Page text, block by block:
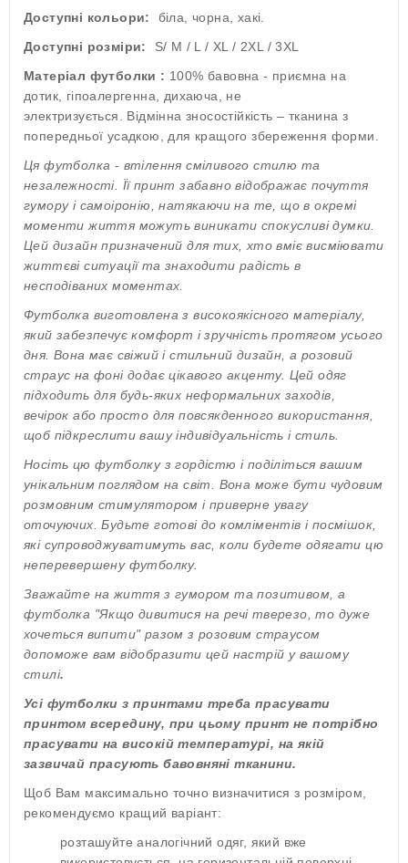
Доступні кольори:
біла, чорна, хакі.
Доступні розміри:
S/ M / L / XL / 2XL / 3XL
Матеріал футболки : 100% бавовна - приємна на
дотик, гіпоалергенна, дихаюча, не
электризується. Відмінна зносостійкість – тканина з
попередньої усадкою, для кращого збереження форми.
Ця футболка - втілення сміливого стилю та
незалежності. Її принт забавно відображає почуття
гумору і самоіронію, натякаючи на те, що в окремі
моменти життя можуть виникати спокусливі думки.
Цей дизайн призначений для тих, хто вміє висміювати
життєві ситуації та знаходити радість в
несподіваних моментах.
Футболка виготовлена з високоякісного матеріалу,
який забезпечує комфорт і зручність протягом усього
дня. Вона має свіжий і стильний дизайн, а розовий
страус на фоні додає цікавого акценту. Цей одяг
підходить для будь-яких неформальних заходів,
вечірок або просто для повсякденного використання,
щоб підкреслити вашу індивідуальність і стиль.
Носіть цю футболку з гордістю і поділіться вашим
унікальним поглядом на світ. Вона може бути чудовим
розмовним стимулятором і приверне увагу
оточуючих. Будьте готові до комліментів і посмішок,
які супроводжуватимуть вас, коли будете одягати цю
неперевершену футболку.
Зважайте на життя з гумором та позитивом, а
футболка "Якщо дивитися на речі тверезо, то дуже
хочеться випити" разом з розовим страусом
допоможе вам відобразити цей настрій у вашому
стилі.
Усі футболки з принтами треба прасувати
принтом всередину, при цьому принт не потрібно
прасувати на високій температурі, на якій
зазвичай прасують бавовняні тканини.
Щоб Вам максимально точно визначитися з розміром,
рекомендуємо кращий варіант:
розташуйте аналогічний одяг, який вже